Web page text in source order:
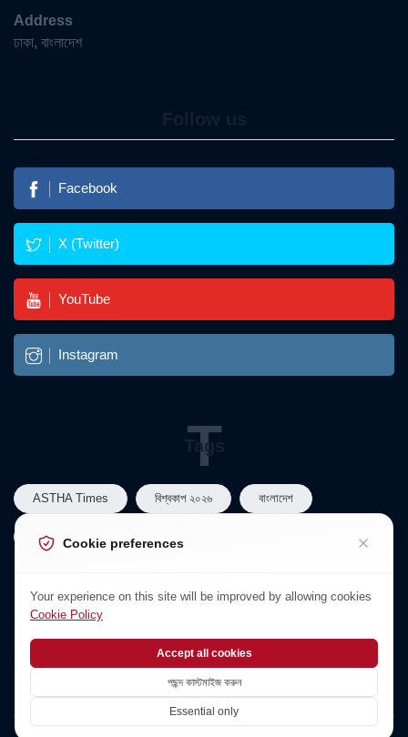
Address
ঢাকা, বাংলাদেশ
Facebook
X (Twitter)
YouTube
Instagram
Tags
T
ASTHA Times বিশ্বকাপ ২০২৬ বাংলাদেশ
বাংলাদেশ রাজনীতি
Newsletter
N
Subscribe to Our Newsletter
Cookie preferences
Your experience on this site will be improved by allowing cookies
Cookie Policy
Accept all cookies
পছন্দ কাস্টমাইজ করুন
Essential only